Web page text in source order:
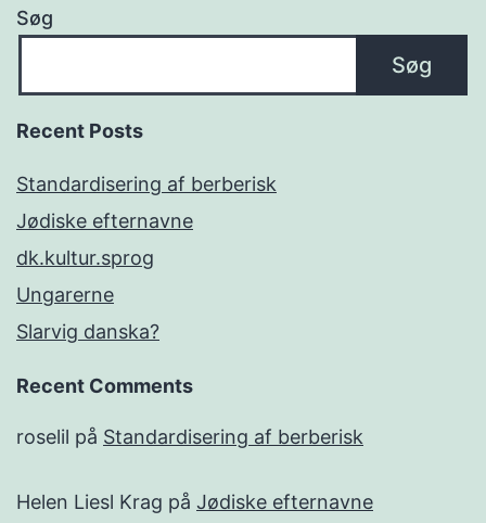
Søg
Søg
Recent Posts
Standardisering af berberisk
Jødiske efternavne
dk.kultur.sprog
Ungarerne
Slarvig danska?
Recent Comments
roselil på Standardisering af berberisk
Helen Liesl Krag på Jødiske efternavne